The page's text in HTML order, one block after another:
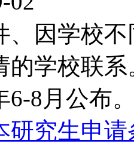
、因学校
的学校联
6-8月公布
研究生申请